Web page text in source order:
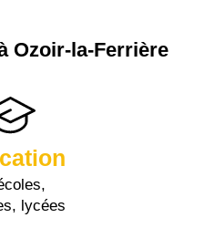
Ozoir-la-Ferrière
lycées